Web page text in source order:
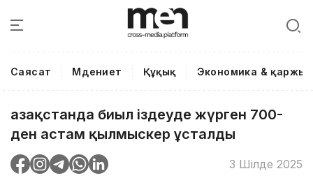
Саясат Мәдениет Құқық Экономика & қаржы
Қазақстанда биыл іздеуде жүрген 700-
ден астам қылмыскер ұсталды
3 Шілде 2025